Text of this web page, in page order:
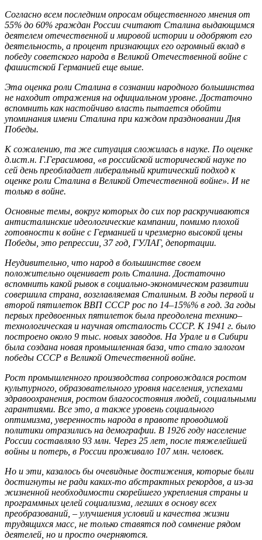
Согласно всем последним опросам общественного мнения от
55% до 60% граждан России считают Сталина выдающимся
деятелем отечественной и мировой истории и одобряют его
деятельность, а процент признающих его огромный вклад в
победу советского народа в Великой Отечественной войне с
фашистской Германией еще выше.
Эта оценка роли Сталина в сознании народного большинства
не находит отражения на официальном уровне. Достаточно
вспомнить как настойчиво власть пытается обойти
упоминания имени Сталина при каждом праздновании Дня
Победы.
К сожалению, та же ситуация сложилась в науке. По оценке
д.ист.н. Г.Герасимова, «в российской исторической науке по
сей день преобладает либеральный критический подход к
оценке роли Сталина в Великой Отечественной войне». И не
только в войне.
Основные темы, вокруг которых до сих пор раскручиваются
антисталинские идеологические кампании, помимо плохой
готовности к войне с Германией и чрезмерно высокой цены
Победы, это репрессии, 37 год, ГУЛАГ, депортации.
Неудивительно, что народ в большинстве своем
положительно оценивает роль Сталина. Достаточно
вспомнить какой рывок в социально-экономическом развитии
совершила страна, возглавляемая Сталиным. В годы первой и
второй пятилеток ВВП СССР рос по 14–15%% в год. За годы
первых предвоенных пятилеток была преодолена технико–
технологическая и научная отсталость СССР. К 1941 г. было
построено около 9 тыс. новых заводов. На Урале и в Сибири
была создана новая промышленная база, что стало залогом
победы СССР в Великой Отечественной войне.
Рост промышленного производства сопровождался ростом
культурного, образовательного уровня населения, успехами
здравоохранения, ростом благосостояния людей, социальными
гарантиями. Все это, а также уровень социального
оптимизма, уверенность народа в правоте проводимой
политики отразились на демографии. В 1926 году население
России составляло 93 млн. Через 25 лет, после тяжелейшей
войны и потерь, в России проживало 107 млн. человек.
Но и эти, казалось бы очевидные достижения, которые были
достигнуты не ради каких-то абстрактных рекордов, а из-за
жизненной необходимости скорейшего укрепления страны и
программных целей социализма, легших в основу всех
преобразований, – улучшения условий и качества жизни
трудящихся масс, не только ставятся под сомнение рядом
деятелей, но и просто очерняются.